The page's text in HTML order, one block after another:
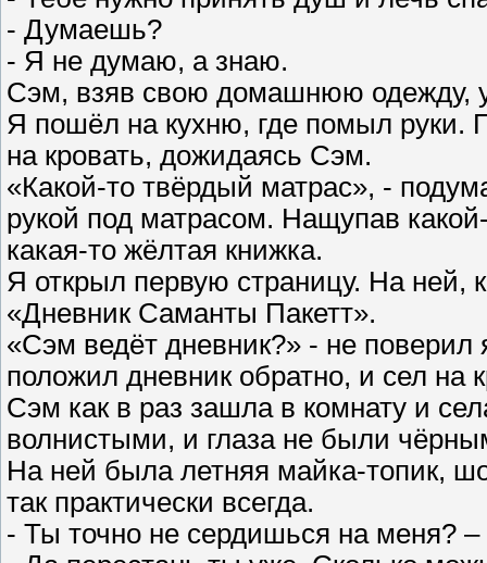
- Думаешь?
- Я не думаю, а знаю.
Сэм, взяв свою домашнюю одежду,
Я пошёл на кухню, где помыл руки.
на кровать, дожидаясь Сэм.
«Какой-то твёрдый матрас», -
рукой под матрасом. Нащупав
какая-то жёлтая книжка.
Я открыл первую страницу. На
«Дневник Саманты Пакетт».
«Сэм ведёт дневник?» - не
положил дневник обратно, и сел на
Сэм как в раз зашла в комнату и
волнистыми, и глаза не были
На ней была летняя майка-топик,
так практически всегда.
- Ты точно не сердишься на меня?